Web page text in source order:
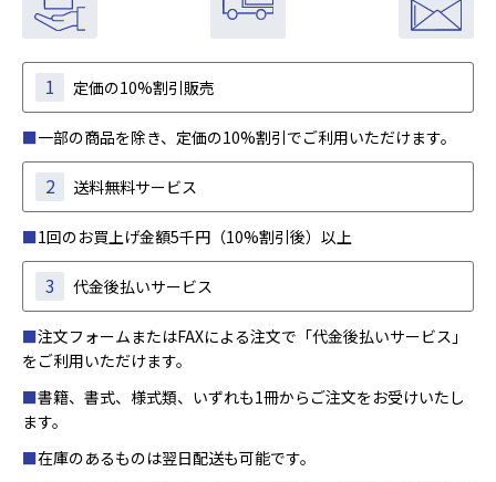
1 定価の10%割引販売
■一部の商品を除き、定価の10%割引でご利用いただけます。
2 送料無料サービス
■1回のお買上げ金額5千円（10%割引後）以上
3 代金後払いサービス
■注文フォームまたはFAXによる注文で「代金後払いサービス」
をご利用いただけます。
■書籍、書式、様式類、いずれも1冊からご注文をお受けいたし
ます。
■在庫のあるものは翌日配送も可能です。